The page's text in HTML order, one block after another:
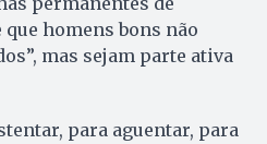
homens bons não
mas sejam parte ativa
para aguentar, para